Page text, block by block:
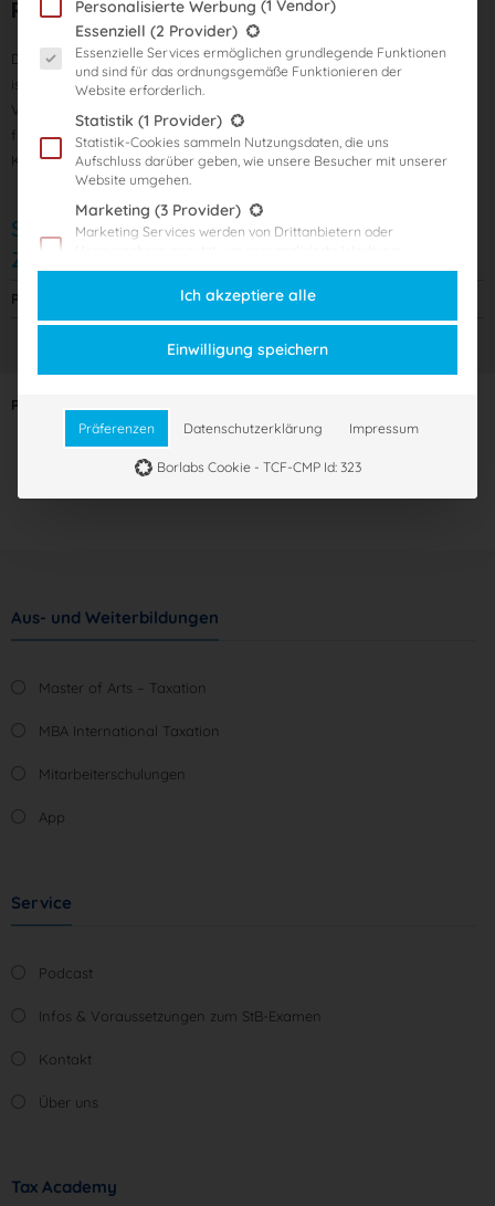
Rechtsstand: 2021
Dieser Kurs dient als intensive Vorbereitung auf das StB-Examen und
ist ideal für Prüfungskandidat*innen mit bereits umfangreichem
Vorwissen, die bald in die Prüfung gehen. Durch das Lösen von 18
früheren Originalklausuren stärken Sie Ihre Routine und geben Ihrer
Klausurlösungstechnik den letzten Schliff.
Start: 01.08.2022
Zugriffsdauer: 30 Tage
Preis:
Produktanzahl:
In den Warenkorb
Aus- und Weiterbildungen
Master of Arts – Taxation
MBA International Taxation
Mitarbeiterschulungen
App
Service
Podcast
Infos & Voraussetzungen zum StB-Examen
Kontakt
Über uns
Tax Academy
Personalisierte Werbung (1 Vendor)
Es folgt eine Liste der Service-Gruppen, für die eine Einwilligung
Essenziell (2 Provider)
Essenzielle Services ermöglichen grundlegende Funktionen
und sind für das ordnungsgemäße Funktionieren der
Website erforderlich.
Statistik (1 Provider)
Statistik-Cookies sammeln Nutzungsdaten, die uns
Aufschluss darüber geben, wie unsere Besucher mit unserer
Website umgehen.
Marketing (3 Provider)
Marketing Services werden von Drittanbietern oder
anzuzeigen. Sie tun dies, indem sie Besucher über Websites
hinweg verfolgen.
Externe Medien (1 Provider)
Inhalte von Videoplattformen und Social-Media-Plattformen
werden standardmäßig blockiert. Wenn externe Services
akzeptiert werden, ist für den Zugriff auf diese Inhalte keine
Ich akzeptiere alle
Einwilligung speichern
Präferenzen Datenschutzerklärung Impressum
Borlabs Cookie - TCF-CMP Id: 323